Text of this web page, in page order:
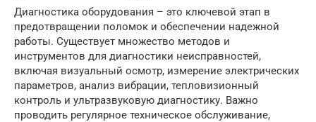
Диагностика оборудования – это ключевой этап в
предотвращении поломок и обеспечении надежной
работы. Существует множество методов и
инструментов для диагностики неисправностей,
включая визуальный осмотр, измерение электрических
параметров, анализ вибрации, тепловизионный
контроль и ультразвуковую диагностику. Важно
проводить регулярное техническое обслуживание,